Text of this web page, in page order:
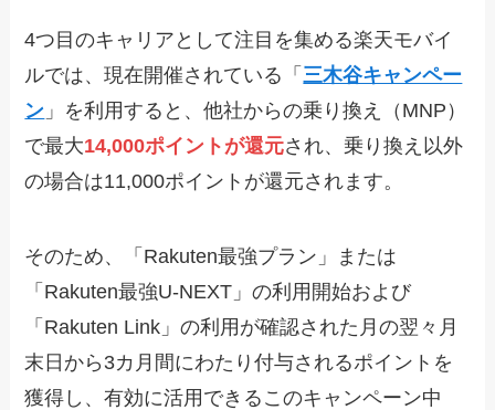
4つ目のキャリアとして注目を集める楽天モバイ
ルでは、現在開催されている「 三木谷キャンペー
ン 」を利用すると、他社からの乗り換え（MNP）
で最大14,000ポイントが還元され、乗り換え以外
の場合は11,000ポイントが還元されます。
そのため、「Rakuten最強プラン」または
「Rakuten最強U-NEXT」の利用開始および
「Rakuten Link」の利用が確認された月の翌々月
末日から3カ月間にわたり付与されるポイントを
獲得し、有効に活用できるこのキャンペーン中